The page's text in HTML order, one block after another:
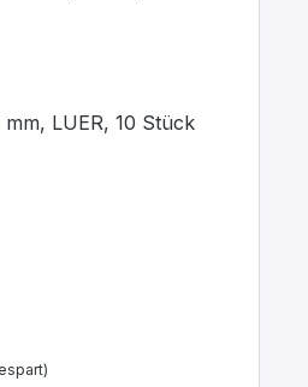
LUER, 10 Stück